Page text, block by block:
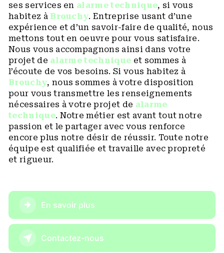
ses services en alarme technique, si vous
habitez à Brouchy. Entreprise usant d’une
expérience et d’un savoir-faire de qualité, nous
mettons tout en oeuvre pour vous satisfaire.
Nous vous accompagnons ainsi dans votre
projet de alarme technique et sommes à
l’écoute de vos besoins. Si vous habitez à
Brouchy, nous sommes à votre disposition
pour vous transmettre les renseignements
nécessaires à votre projet de alarme
technique. Notre métier est avant tout notre
passion et le partager avec vous renforce
encore plus notre désir de réussir. Toute notre
équipe est qualifiée et travaille avec propreté
et rigueur.
En savoir plus
Contactez-nous